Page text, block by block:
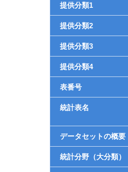
提供分類1
提供分類2
提供分類3
提供分類4
表番号
統計表名
データセットの概要
統計分野（大分類）